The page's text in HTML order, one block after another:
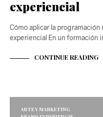
experiencial
Cómo aplicar la
experiencial En un formación
CONTINUE READING
ARTE Y MARKETING